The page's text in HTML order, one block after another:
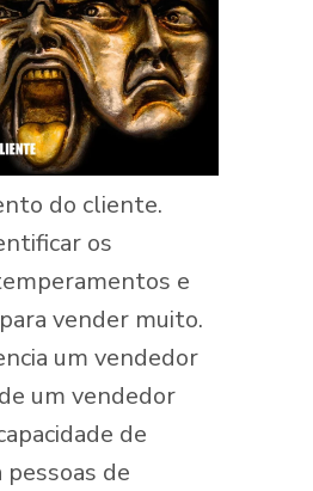
do cliente.
os
e
vender muito.
um vendedor
um vendedor
de
de